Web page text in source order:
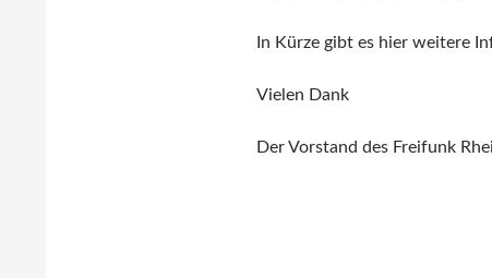
In Kürze gibt es hier weitere
Vielen Dank
Der Vorstand des Freifunk